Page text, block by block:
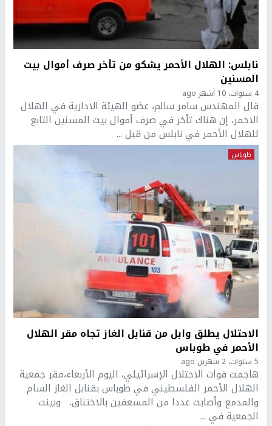
نابلس: الهلال الأحمر يشكو من تأخر صرف أموال بيت
المسنين
4 سنوات، 10 أشهر ago
قال المهندس سامر سالم، عضو الهيئة الادارية في الهلال
الاحمر، إن هناك تأخر في صرف أموال بيت المسنين التابع
للهلال الأحمر في نابلس من قبل ...
طوباس
الاحتلال يطلق وابل من قنابل الغاز تجاه مقر الهلال
الأحمر في طوباس
5 سنوات، 2 شهرين ago
هاجمت قوات الاحتلال الإسرائيلي، اليوم الأربعاء،مقر جمعية
الهلال الأحمر الفلسطيني في طوباس بقنابل الغاز السام
والمدمع وأصابت عددا من المسعفين بالاختناق. وبينت
الجمعية في ...